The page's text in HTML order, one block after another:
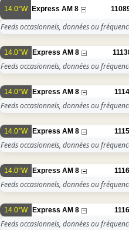
14.0°W Express AM 8
Feeds occasionnels, données ou
14.0°W Express AM 8
Feeds occasionnels, données ou
14.0°W Express AM 8
Feeds occasionnels, données ou
14.0°W Express AM 8
Feeds occasionnels, données ou
14.0°W Express AM 8
Feeds occasionnels, données ou
14.0°W Express AM 8
Feeds occasionnels, données ou